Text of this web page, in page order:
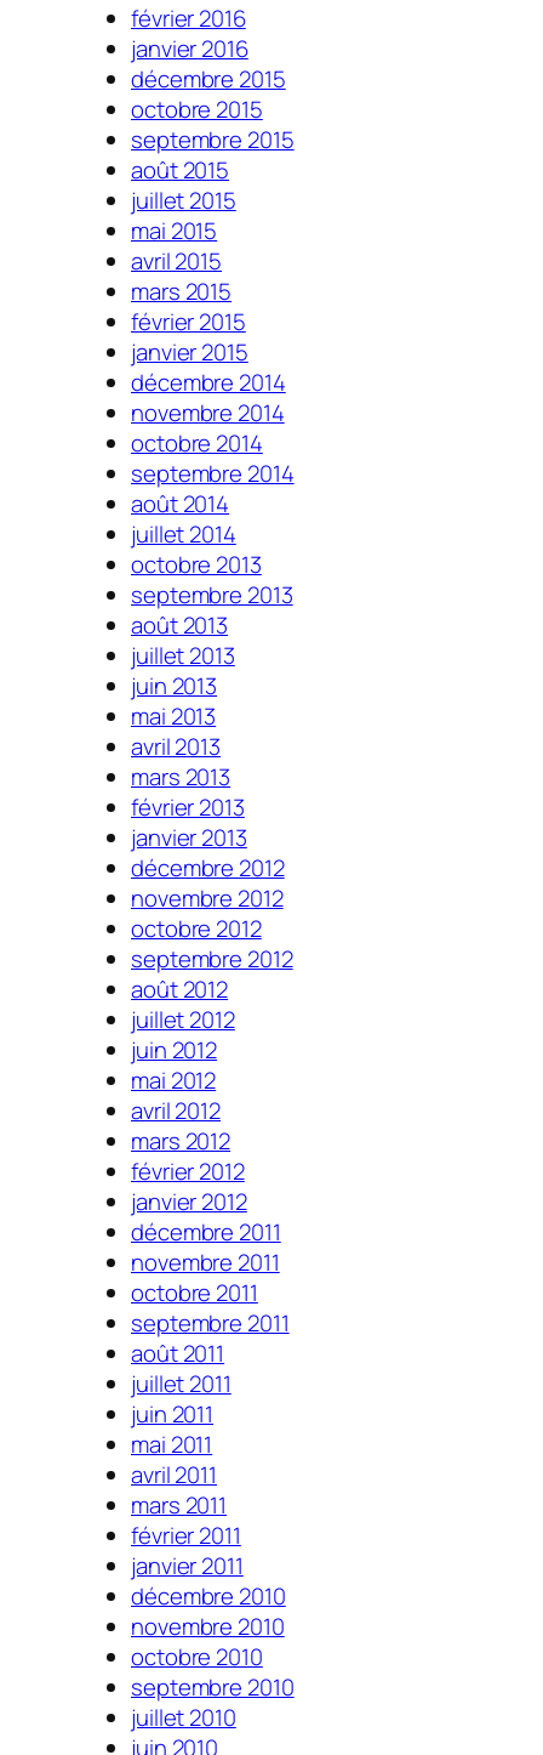
février 2016
janvier 2016
décembre 2015
octobre 2015
septembre 2015
août 2015
juillet 2015
mai 2015
avril 2015
mars 2015
février 2015
janvier 2015
décembre 2014
novembre 2014
octobre 2014
septembre 2014
août 2014
juillet 2014
octobre 2013
septembre 2013
août 2013
juillet 2013
juin 2013
mai 2013
avril 2013
mars 2013
février 2013
janvier 2013
décembre 2012
novembre 2012
octobre 2012
septembre 2012
août 2012
juillet 2012
juin 2012
mai 2012
avril 2012
mars 2012
février 2012
janvier 2012
décembre 2011
novembre 2011
octobre 2011
septembre 2011
août 2011
juillet 2011
juin 2011
mai 2011
avril 2011
mars 2011
février 2011
janvier 2011
décembre 2010
novembre 2010
octobre 2010
septembre 2010
juillet 2010
juin 2010